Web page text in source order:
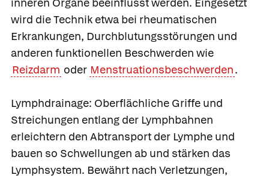
inneren Organe beeinflusst werden. Eingesetzt
wird die Technik etwa bei rheumatischen
Erkrankungen, Durchblutungsstörungen und
anderen funktionellen Beschwerden wie
Reizdarm oder Menstruationsbeschwerden.
Lymphdrainage: Oberflächliche Griffe und
Streichungen entlang der Lymphbahnen
erleichtern den Abtransport der Lymphe und
bauen so Schwellungen ab und stärken das
Lymphsystem. Bewährt nach Verletzungen,